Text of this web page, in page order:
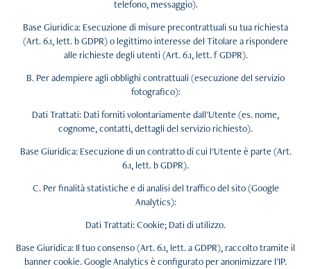
telefono, messaggio).
Base Giuridica: Esecuzione di misure precontrattuali su tua richiesta
(Art. 6.1, lett. b GDPR) o legittimo interesse del Titolare a rispondere
alle richieste degli utenti (Art. 6.1, lett. f GDPR).
B. Per adempiere agli obblighi contrattuali (esecuzione del servizio
fotografico):
Dati Trattati: Dati forniti volontariamente dall'Utente (es. nome,
cognome, contatti, dettagli del servizio richiesto).
Base Giuridica: Esecuzione di un contratto di cui l'Utente è parte (Art.
6.1, lett. b GDPR).
C. Per finalità statistiche e di analisi del traffico del sito (Google
Analytics):
Dati Trattati: Cookie; Dati di utilizzo.
Base Giuridica: Il tuo consenso (Art. 6.1, lett. a GDPR), raccolto tramite il
banner cookie. Google Analytics è configurato per anonimizzare l'IP.